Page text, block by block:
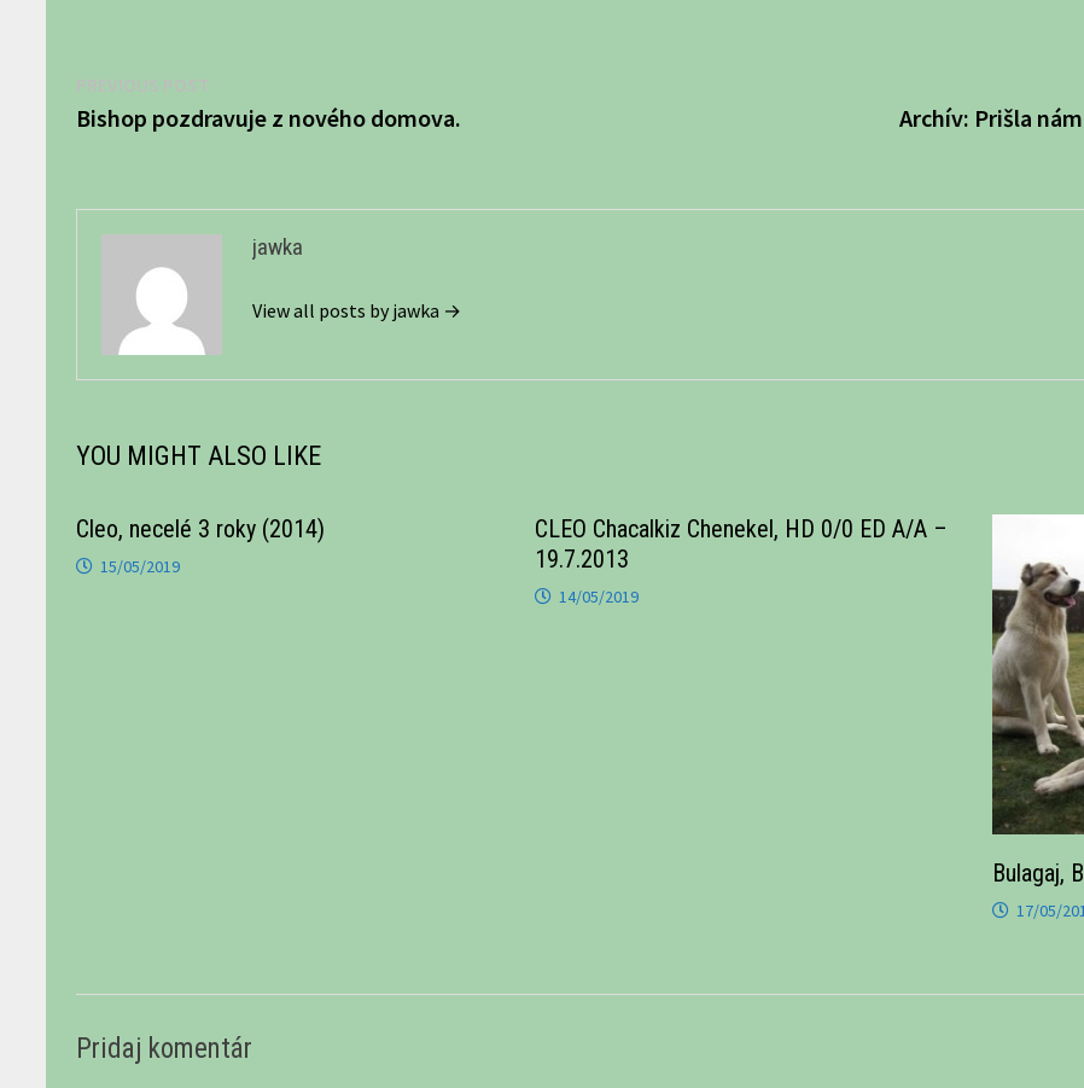
v
post:
Bishop pozdravuje z nového domova. Archív: Prišla
jawka
View all posts by jawka →
YOU MIGHT ALSO LIKE
Cleo, necelé 3 roky (2014)
15/05/2019
CLEO Chacalkiz Chenekel, HD 0/0 ED A/A –
19.7.2013
14/05/2019
Bulagaj,
17/05/
Pridaj komentár